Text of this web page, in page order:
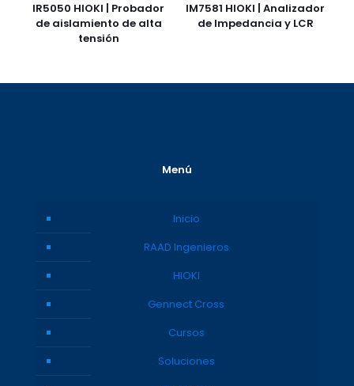
IR5050 HIOKI | Probador
de aislamiento de alta
tensión
IM7581 HIOKI | Analizador
de Impedancia y LCR
Menú
Inicio
RAAD Ingenieros
HIOKI
Gennect Cross
Cursos
Soluciones